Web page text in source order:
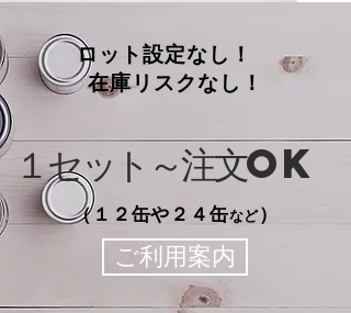
ロット設定なし！
在庫リスクなし！
​１セット～注文OK
（１２缶や２４缶など）
ご利用案内